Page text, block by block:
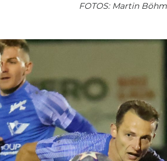
FOTOS: Martin Böhm